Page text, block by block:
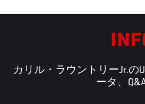
カリル・ラウントリーJr.の
ータ、